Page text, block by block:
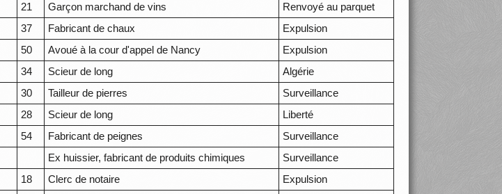
21 Garçon marchand de vins
Renvoyé au parquet
37 Fabricant de chaux
Expulsion
50 Avoué à la cour d'appel de Nancy
Expulsion
34 Scieur de long
Algérie
30 Tailleur de pierres
Surveillance
28 Scieur de long
Liberté
54 Fabricant de peignes
Surveillance
Ex huissier, fabricant de produits chimiques
Surveillance
18 Clerc de notaire
Expulsion